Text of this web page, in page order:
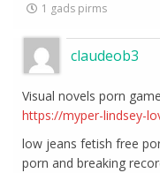
1 gads pirms
claudeob3
Visual novels porn
https://myper-lindsey-
low jeans fetish free
porn and breaking